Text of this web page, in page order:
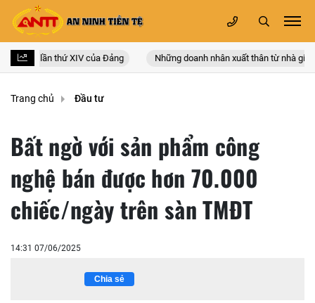
quốc lần thứ XIV của Đảng Những doanh nhân xuất thân từ nhà giáo
Trang chủ Đầu tư
Bất ngờ với sản phẩm công
nghệ bán được hơn 70.000
chiếc/ngày trên sàn TMĐT
14:31 07/06/2025
Chia sẻ